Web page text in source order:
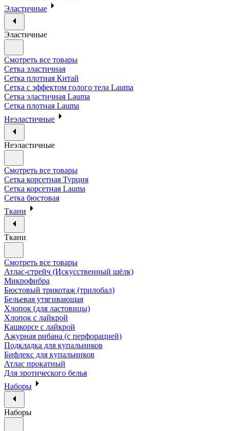
Эластичные
Эластичные
Смотреть все товары
Сетка эластичная
Сетка плотная Китай
Сетка с эффектом голого тела Lauma
Сетка эластичная Lauma
Сетка плотная Lauma
Неэластичные
Неэластичные
Смотреть все товары
Сетка корсетная Турция
Сетка корсетная Lauma
Сетка бюстовая
Ткани
Ткани
Смотреть все товары
Атлас-стрейч (Искусственный шёлк)
Микрофибра
Бюстовый трикотаж (трилобал)
Бельевая утягивающая
Хлопок (для ластовицы)
Хлопок с лайкрой
Кашкорсе с лайкрой
Ажурная рибана (с перфорацией)
Подкладка для купальников
Бифлекс для купальников
Атлас прокатный
Для эротического белья
Наборы
Наборы